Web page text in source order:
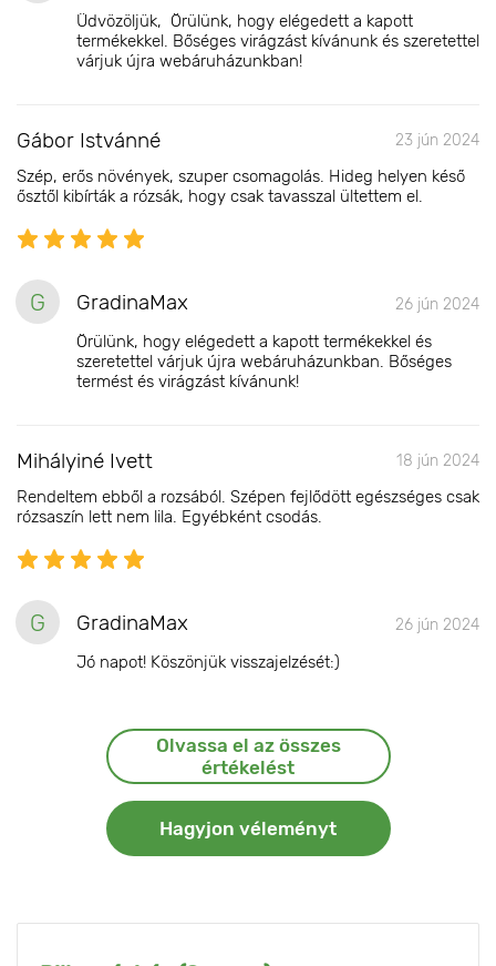
Üdvözöljük, Örülünk, hogy elégedett a kapott
termékekkel. Bőséges virágzást kívánunk és szeretettel
várjuk újra webáruházunkban!
Gábor Istvánné 23 jún 2024
Szép, erős növények, szuper csomagolás. Hideg helyen késő
ősztől kibírták a rózsák, hogy csak tavasszal ültettem el.
G GradinaMax 26 jún 2024
Örülünk, hogy elégedett a kapott termékekkel és
szeretettel várjuk újra webáruházunkban. Bőséges
termést és virágzást kívánunk!
Mihályiné Ivett 18 jún 2024
Rendeltem ebből a rozsából. Szépen fejlődött egészséges csak
rózsaszín lett nem lila. Egyébként csodás.
G GradinaMax 26 jún 2024
Jó napot! Köszönjük visszajelzését:)
Olvassa el az összes
értékelést
Hagyjon véleményt